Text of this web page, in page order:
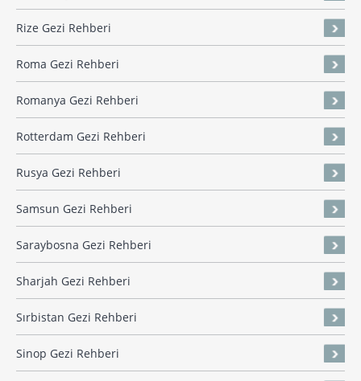
Rize Gezi Rehberi
Roma Gezi Rehberi
Romanya Gezi Rehberi
Rotterdam Gezi Rehberi
Rusya Gezi Rehberi
Samsun Gezi Rehberi
Saraybosna Gezi Rehberi
Sharjah Gezi Rehberi
Sırbistan Gezi Rehberi
Sinop Gezi Rehberi